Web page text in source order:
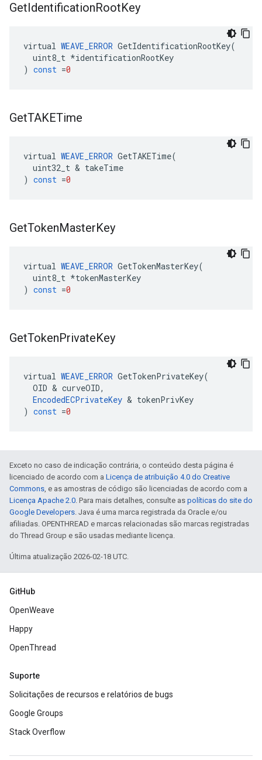
GetIdentificationRootKey
virtual WEAVE_ERROR GetIdentificationRootKey(
uint8_t *identificationRootKey
) const =0
GetTAKETime
virtual WEAVE_ERROR GetTAKETime(
uint32_t & takeTime
) const =0
GetTokenMasterKey
virtual WEAVE_ERROR GetTokenMasterKey(
uint8_t *tokenMasterKey
) const =0
GetTokenPrivateKey
virtual WEAVE_ERROR GetTokenPrivateKey(
OID & curveOID,
EncodedECPrivateKey & tokenPrivKey
) const =0
Exceto no caso de indicação contrária, o conteúdo desta página é
licenciado de acordo com a Licença de atribuição 4.0 do Creative
Commons, e as amostras de código são licenciadas de acordo com a
Licença Apache 2.0. Para mais detalhes, consulte as políticas do site do
Google Developers. Java é uma marca registrada da Oracle e/ou
afiliadas. OPENTHREAD e marcas relacionadas são marcas registradas
do Thread Group e são usadas mediante licença.
Última atualização 2026-02-18 UTC.
GitHub
OpenWeave
Happy
OpenThread
Suporte
Solicitações de recursos e relatórios de bugs
Google Groups
Stack Overflow